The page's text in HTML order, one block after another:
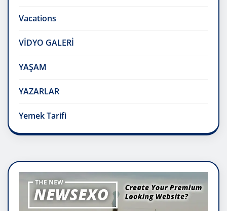
Vacations
VİDYO GALERİ
YAŞAM
YAZARLAR
Yemek Tarifi